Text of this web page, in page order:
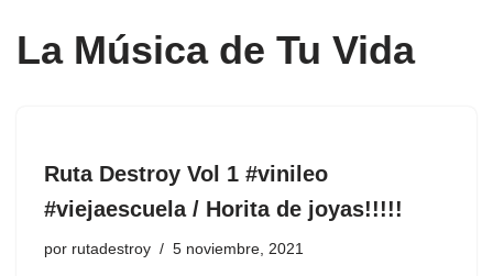
La Música de Tu Vida
Ruta Destroy Vol 1 #vinileo
#viejaescuela / Horita de joyas!!!!!
por rutadestroy 5 noviembre, 2021